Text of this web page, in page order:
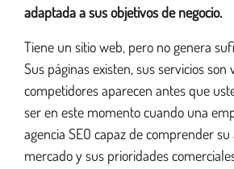
¿Qué es el SEO?
¿Cómo funciona el SEO?
Técnicas SEO
adaptada a sus objetivos de negocio.
Tiene un sitio web, pero no genera
Sus páginas existen, sus servicios son
competidores aparecen antes que
ser en este momento cuando una
agencia SEO capaz de comprender
mercado y sus prioridades